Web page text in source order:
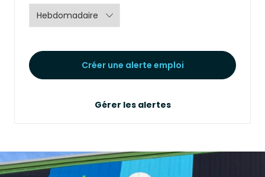
Créer une alerte emploi
Gérer les alertes